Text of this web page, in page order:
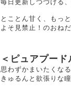
毎日更新しつづける
とことん甘く、もっと
よそ見禁止！のおね
＜ピュアプー
思わずかまいたくなる
きゅるんと欲張りな瞳